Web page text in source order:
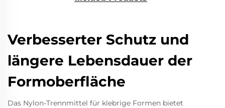
Verbesserter Schutz und
längere Lebensdauer der
Formoberfläche
Das Nylon-Trennmittel für klebrige Formen bietet